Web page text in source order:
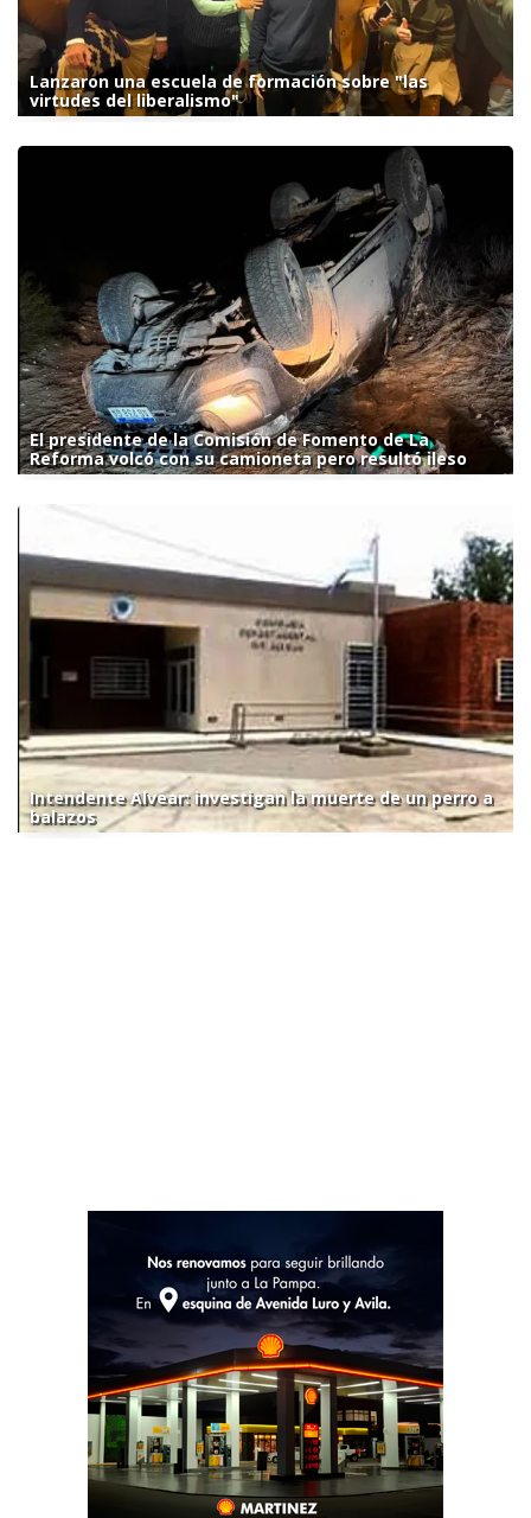
Lanzaron una escuela de formación sobre "las
virtudes del liberalismo"
El presidente de la Comisión de Fomento de La
Reforma volcó con su camioneta pero resultó ileso
Intendente Alvear: investigan la muerte de un perro a
balazos